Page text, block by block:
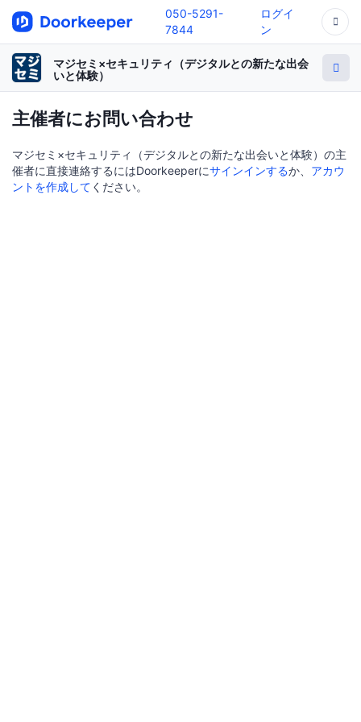
050-5291-
7844
ログイ
ン
マジセミ×セキュリティ（デジタルとの新たな出会
いと体験）
主催者にお問い合わせ
マジセミ×セキュリティ（デジタルとの新たな出会いと体験）の主
催者に直接連絡するにはDoorkeeperにサインインするか、 アカウ
ントを作成して ください。